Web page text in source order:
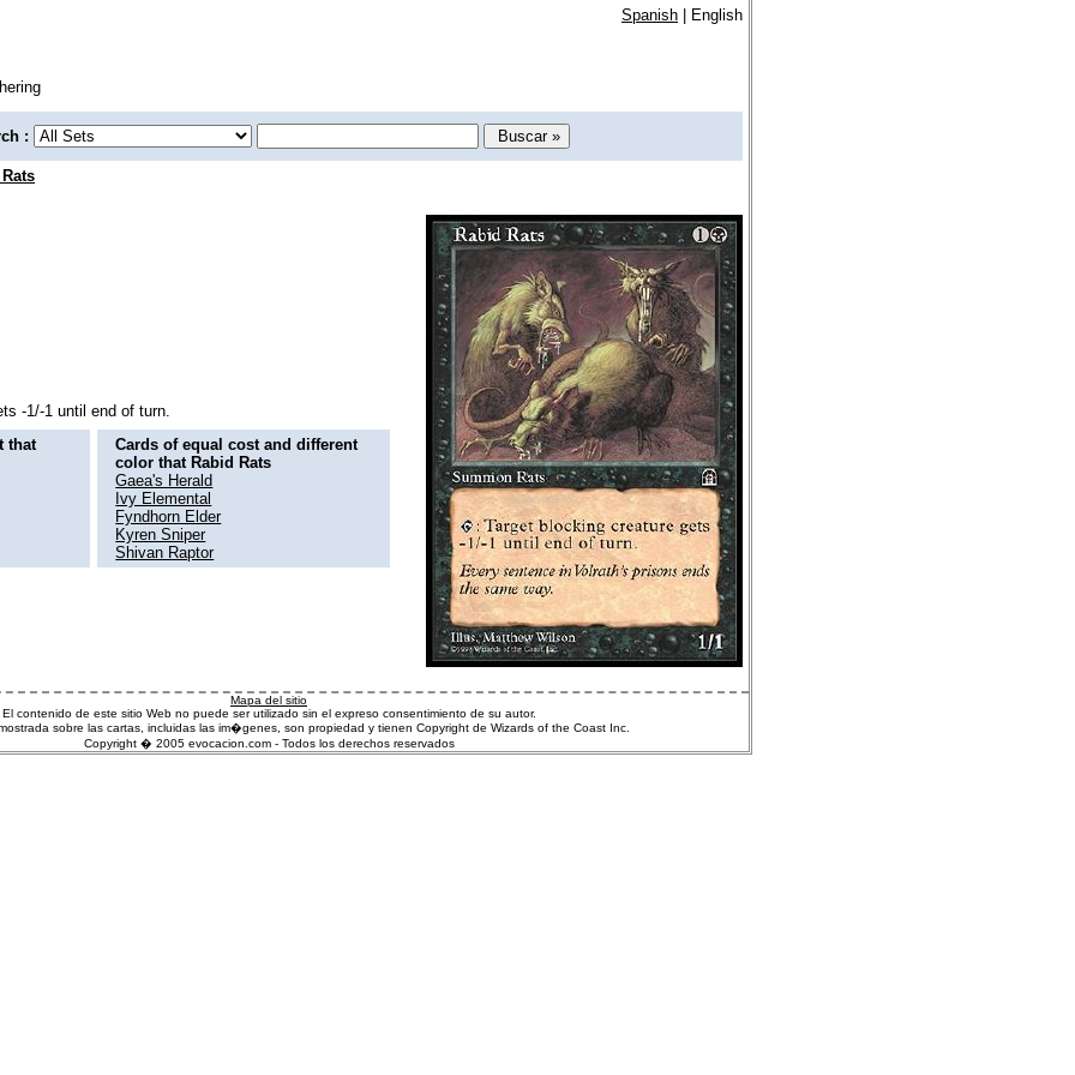
Spanish | English
:
-1/-1 until end of turn.
that
Cards of equal cost and different
color that Rabid Rats
Gaea's Herald
Ivy Elemental
Fyndhorn Elder
Kyren Sniper
Shivan Raptor
Mapa del sitio
El contenido de este sitio Web no puede ser utilizado sin el expreso consentimiento de su autor.
sobre las cartas, incluidas las im�genes, son propiedad y tienen Copyright de Wizards of the Coast Inc.
Copyright � 2005 evocacion.com - Todos los derechos reservados